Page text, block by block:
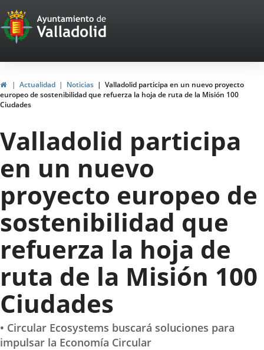
Portal
Web
del
Ayuntamiento
de
Valladolid
HomeActualidad Noticias
Valladolid participa en un nuevo proyecto
europeo de sostenibilidad que refuerza la hoja de ruta de la Misión 100
Ciudades
Valladolid participa
en un nuevo
proyecto europeo de
sostenibilidad que
refuerza la hoja de
ruta de la Misión 100
Ciudades
• Circular Ecosystems buscará soluciones para
impulsar la Economía Circular